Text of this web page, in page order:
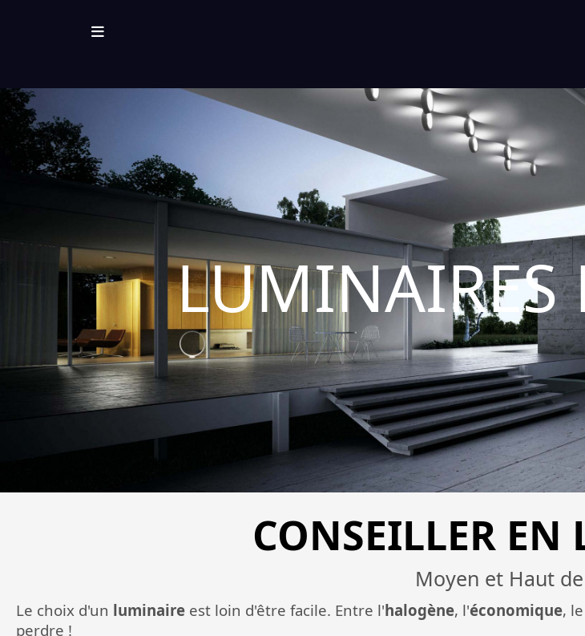
LUMINAIRES
CONSEILLER
Moyen et Haut
Le choix d'un luminaire est loin d'être facile. Entre l'halogène, l'économique, le
perdre !